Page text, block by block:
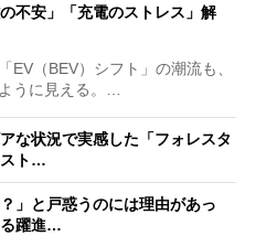
不安」「充電のストレス」解
（BEV）シフト」の潮流も、
うに見える。…
な状況で実感した「フォレスタ
ト…
」と戸惑うのには理由があっ
躍進…